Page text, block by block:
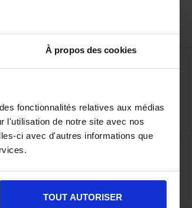
À propos des cookies
fonctionnalités relatives aux médias
l'utilisation de notre site avec nos
ci avec d'autres informations que
TOUT AUTORISER